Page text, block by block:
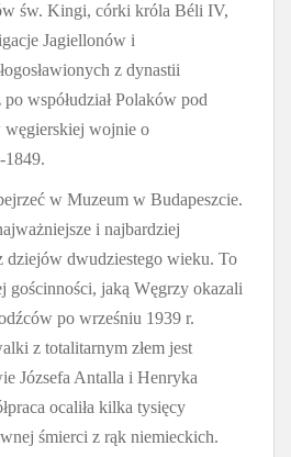
św. Kingi, córki króla Béli IV,
Jagiellonów i
z dynastii
współudział Polaków pod
węgierskiej wojnie o
1849.
w Muzeum w Budapeszcie.
i najbardziej
dziejów dwudziestego wieku. To
gościnności, jaką Węgrzy okazali
po wrześniu 1939 r.
z totalitarnym złem jest
Józsefa Antalla i Henryka
ocaliła kilka tysięcy
śmierci z rąk niemieckich.